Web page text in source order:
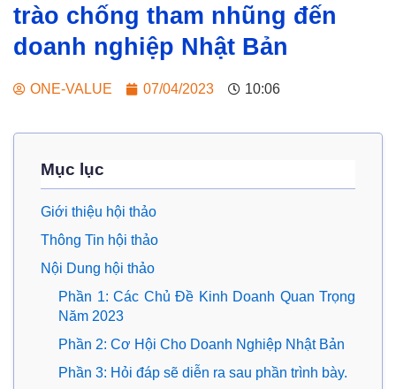
trào chống tham nhũng đến
doanh nghiệp Nhật Bản
ONE-VALUE 07/04/2023 10:06
Mục lục
Giới thiệu hội thảo
Thông Tin hội thảo
Nội Dung hội thảo
Phần 1: Các Chủ Đề Kinh Doanh Quan Trọng
Năm 2023
Phần 2: Cơ Hội Cho Doanh Nghiệp Nhật Bản
Phần 3: Hỏi đáp sẽ diễn ra sau phần trình bày.